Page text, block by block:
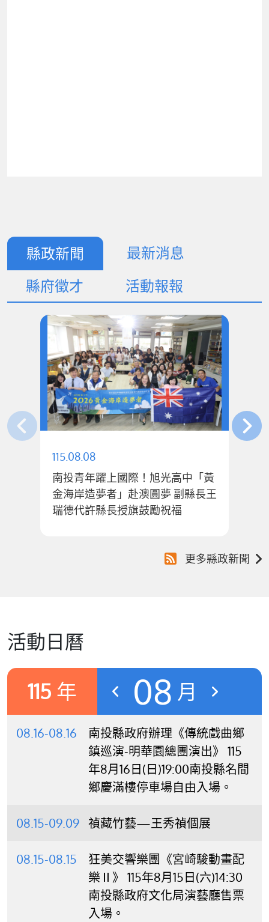
縣政新聞
最新消息
縣府徵才
活動報報
115.08.08
南投青年躍上國際！旭光高中「黃
金海岸造夢者」赴澳圓夢 副縣長王
瑞德代許縣長授旗鼓勵祝福
更多縣政新聞
活動日曆
115 年 08 月
08.16-08.16
南投縣政府辦理《傳統戲曲鄉
鎮巡演-明華園總團演出》 115
年8月16日(日)19:00南投縣名間
鄉慶滿樓停車場自由入場。
08.15-09.09 禎藏竹藝—王秀禎個展
08.15-08.15
狂美交響樂團《宮崎駿動畫配
樂Ⅱ》 115年8月15日(六)14:30
南投縣政府文化局演藝廳售票
入場。